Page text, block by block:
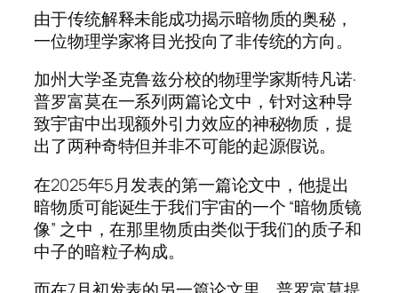
由于传统解释未能成功揭示暗物质的奥秘，
一位物理学家将目光投向了非传统的方向。
加州大学圣克鲁兹分校的物理学家斯特凡诺·
普罗富莫在一系列两篇论文中，针对这种导
致宇宙中出现额外引力效应的神秘物质，提
出了两种奇特但并非不可能的起源假说。
在2025年5月发表的第一篇论文中，他提出
暗物质可能诞生于我们宇宙的一个 “暗物质镜
像” 之中，在那里物质由类似于我们的质子和
中子的暗粒子构成。